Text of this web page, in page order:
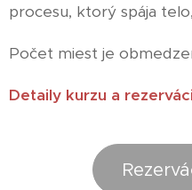
procesu, ktorý spája
Počet miest je
Detaily kurzu a